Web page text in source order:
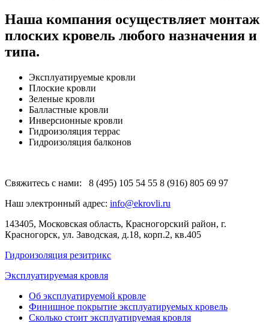
Наша компания осуществляет монтаж
плоских кровель любого назначения и
типа.
Эксплуатируемые кровли
Плоские кровли
Зеленые кровли
Балластные кровли
Инверсионные кровли
Гидроизоляция террас
Гидроизоляция балконов
Свяжитесь с нами: 8 (495) 105 54 55 8 (916) 805 69 97
Наш электронный адрес: info@ekrovli.ru
143405, Московская область, Красногорский район, г.
Красногорск, ул. Заводская, д.18, корп.2, кв.405
Гидроизоляция резитрикс
Эксплуатируемая кровля
Об эксплуатируемой кровле
Финишное покрытие эксплуатируемых кровель
Сколько стоит эксплуатируемая кровля